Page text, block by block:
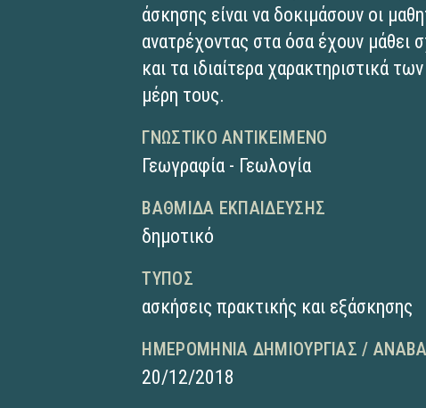
άσκησης είναι να δοκιμάσουν οι
ανατρέχοντας στα όσα έχουν μάθει
και τα ιδιαίτερα χαρακτηριστικά
μέρη τους.
ΓΝΩΣΤΙΚΌ ΑΝΤΙΚΕΊΜΕΝΟ
Γεωγραφία - Γεωλογία
ΒΑΘΜΊΔΑ ΕΚΠΑΊΔΕΥΣΗΣ
δημοτικό
ΤΎΠΟΣ
ασκήσεις πρακτικής και εξάσκησης
ΗΜΕΡΟΜΗΝΊΑ ΔΗΜΙΟΥΡΓΊΑΣ /
20/12/2018